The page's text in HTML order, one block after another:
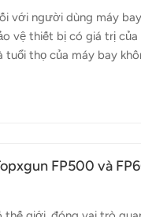
với người dùng máy
vệ thiết bị có giá trị của
thọ của máy bay
và kiểm tra:Trước khi
bẩn, mảnh vụn hoặc
FP500 và